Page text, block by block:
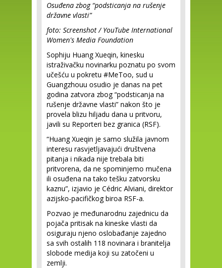
Osuđena zbog “podsticanja na rušenje
državne vlasti”
foto: Screenshot / YouTube International
Women's Media Foundation
Sophiju Huang Xueqin, kinesku
istraživačku novinarku poznatu po svom
učešću u pokretu #MeToo, sud u
Guangzhouu osudio je danas na pet
godina zatvora zbog “podsticanja na
rušenje državne vlasti” nakon što je
provela blizu hiljadu dana u pritvoru,
javili su Reporteri bez granica (RSF).
“Huang Xueqin je samo služila javnom
interesu rasvjetljavajući društvena
pitanja i nikada nije trebala biti
pritvorena, da ne spominjemo mučena
ili osuđena na tako tešku zatvorsku
kaznu”, izjavio je Cédric Alviani, direktor
azijsko-pacifičkog biroa RSF-a.
Pozvao je međunarodnu zajednicu da
pojača pritisak na kineske vlasti da
osiguraju njeno oslobađanje zajedno
sa svih ostalih 118 novinara i branitelja
slobode medija koji su zatočeni u
zemlji.